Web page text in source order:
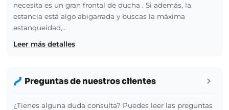
necesita es un gran frontal de ducha . Si además, la
estancia está algo abigarrada y buscas la máxima
estanqueidad,…
Leer más detalles
Preguntas de nuestros clientes
¿Tienes alguna duda consulta? Puedes leer las preguntas